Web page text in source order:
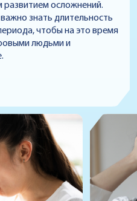
осложнений.
знать длительность
чтобы на это время
людьми и